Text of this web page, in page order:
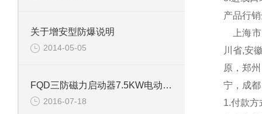
关于增安型防爆说明
2014-05-05
FQD三防磁力启动器7.5KW电动机控制箱18A
2016-07-18
产品行
上海市,
川省,安
原，郑
宁，成
1.付款方